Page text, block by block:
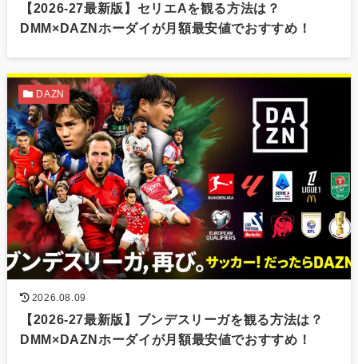
【2026-27最新版】セリエAを観る方法は？
DMM×DAZNホーダイが月額最安値でおすすめ！
2026.08.09
【2026-27最新版】ブンデスリーガを観る方法は？
DMM×DAZNホーダイが月額最安値でおすすめ！
DAZN